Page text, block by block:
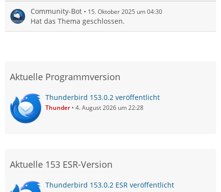
Community-Bot 15. Oktober 2025 um 04:30
Hat das Thema geschlossen.
Aktuelle Programmversion
Thunderbird 153.0.2 veröffentlicht
Thunder 4. August 2026 um 22:28
Aktuelle 153 ESR-Version
Thunderbird 153.0.2 ESR veröffentlicht